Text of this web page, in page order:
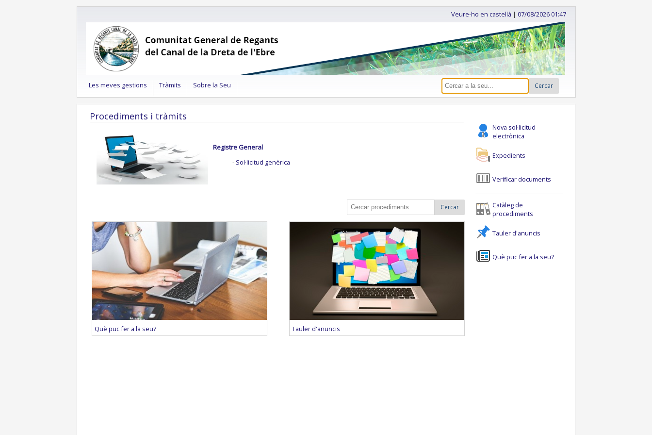
Veure-ho en castellà | 07/08/2026 01:47
Les meves gestions Tràmits Sobre la Seu Cercar
Procediments i tràmits
Registre General
Sol·licitud genèrica
Cercar
Què puc fer a la seu? Tauler d'anuncis
Nova sol·licitud
electrònica
Expedients
Verificar documents
Catàleg de
procediments
Tauler d'anuncis
Què puc fer a la seu?